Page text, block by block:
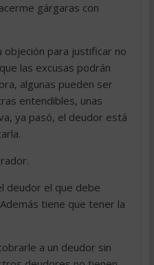
gárgaras con
objeción para justificar no
las excusas podrán
algunas pueden ser
entendibles, unas
ya pasó, el deudor está
deudor el que debe
tiene que tener la
a un deudor sin